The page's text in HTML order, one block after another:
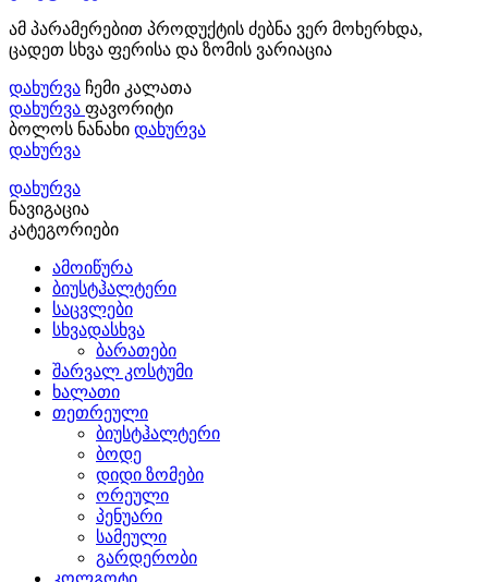
ამ პარამერებით პროდუქტის ძებნა ვერ მოხერხდა,
ცადეთ სხვა ფერისა და ზომის ვარიაცია
დახურვა ჩემი კალათა
დახურვა ფავორიტი
ბოლოს ნანახი დახურვა
დახურვა
დახურვა
ნავიგაცია
კატეგორიები
ამოიწურა
ბიუსტჰალტერი
საცვლები
სხვადასხვა
ბარათები
შარვალ კოსტუმი
ხალათი
თეთრეული
ბიუსტჰალტერი
ბოდე
დიდი ზომები
ორეული
პენუარი
სამეული
გარდერობი
კოლგოტი